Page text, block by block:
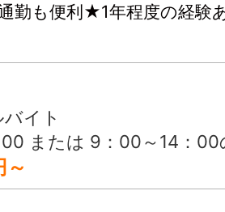
勤も便利★1年程度の経験
イト
9：00～14：00の時間の間の4時間程度
～